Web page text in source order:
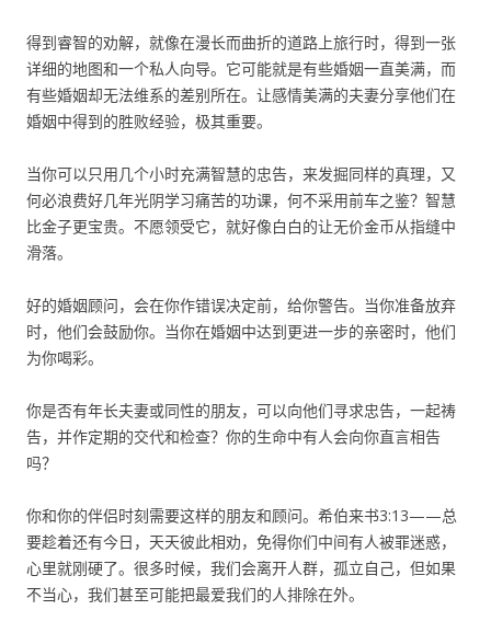
得到睿智的劝解，就像在漫长而曲折的道路上旅行时，得到一张
详细的地图和一个私人向导。它可能就是有些婚姻一直美满，而
有些婚姻却无法维系的差别所在。让感情美满的夫妻分享他们在
婚姻中得到的胜败经验，极其重要。
当你可以只用几个小时充满智慧的忠告，来发掘同样的真理，又
何必浪费好几年光阴学习痛苦的功课，何不采用前车之鉴？智慧
比金子更宝贵。不愿领受它，就好像白白的让无价金币从指缝中
滑落。
好的婚姻顾问，会在你作错误决定前，给你警告。当你准备放弃
时，他们会鼓励你。当你在婚姻中达到更进一步的亲密时，他们
为你喝彩。
你是否有年长夫妻或同性的朋友，可以向他们寻求忠告，一起祷
告，并作定期的交代和检查？你的生命中有人会向你直言相告
吗？
你和你的伴侣时刻需要这样的朋友和顾问。希伯来书3:13——总
要趁着还有今日，天天彼此相劝，免得你们中间有人被罪迷惑，
心里就刚硬了。很多时候，我们会离开人群，孤立自己，但如果
不当心，我们甚至可能把最爱我们的人排除在外。